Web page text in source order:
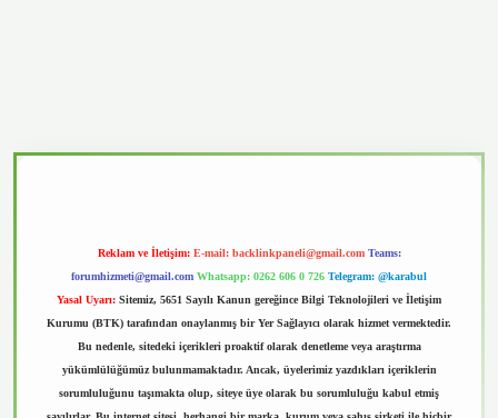
Reklam ve İletişim: E-mail: backlinkpaneli@gmail.com Teams:
forumhizmeti@gmail.com Whatsapp: 0262 606 0 726 Telegram: @karabul
Yasal Uyarı: Sitemiz, 5651 Sayılı Kanun gereğince Bilgi Teknolojileri ve İletişim
Kurumu (BTK) tarafından onaylanmış bir Yer Sağlayıcı olarak hizmet vermektedir.
Bu nedenle, sitedeki içerikleri proaktif olarak denetleme veya araştırma
yükümlülüğümüz bulunmamaktadır. Ancak, üyelerimiz yazdıkları içeriklerin
sorumluluğunu taşımakta olup, siteye üye olarak bu sorumluluğu kabul etmiş